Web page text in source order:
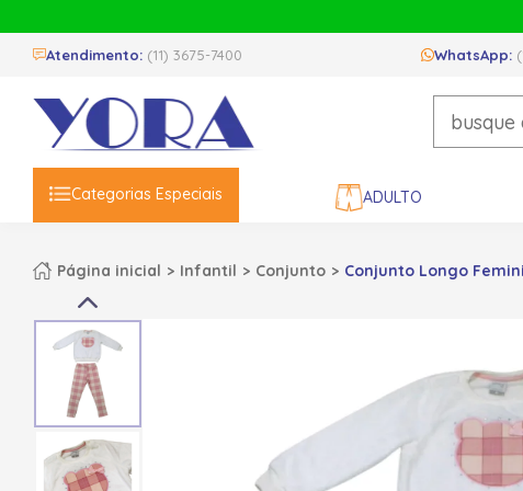
Atendimento: (11) 3675-7400 WhatsApp:
Categorias Especiais ADULTO
Página inicial Infantil Conjunto Conjunto Longo